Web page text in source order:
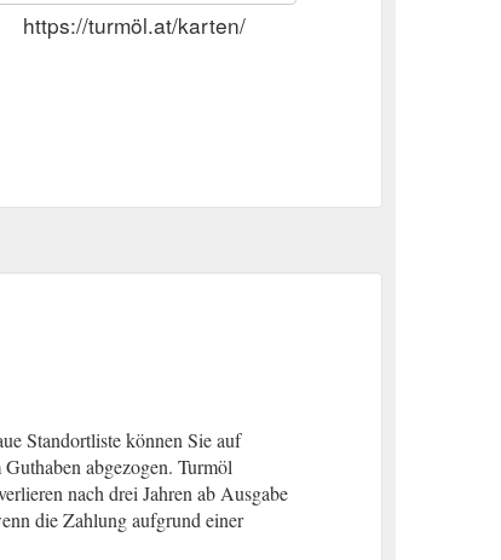
https://turmöl.at/karten/
Standortliste können Sie auf
abgezogen. Turmöl
nach drei Jahren ab Ausgabe
die Zahlung aufgrund einer